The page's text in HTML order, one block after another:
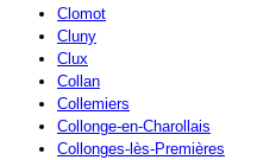
Clomot
Cluny
Clux
Collan
Collemiers
Collonge-en-Charollais
Collonges-lès-Premières